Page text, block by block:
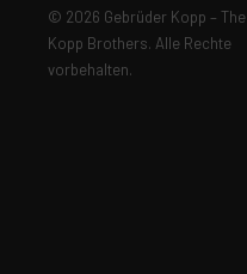
© 2026 Gebrüder Kopp – The
Kopp Brothers. Alle Rechte
vorbehalten.